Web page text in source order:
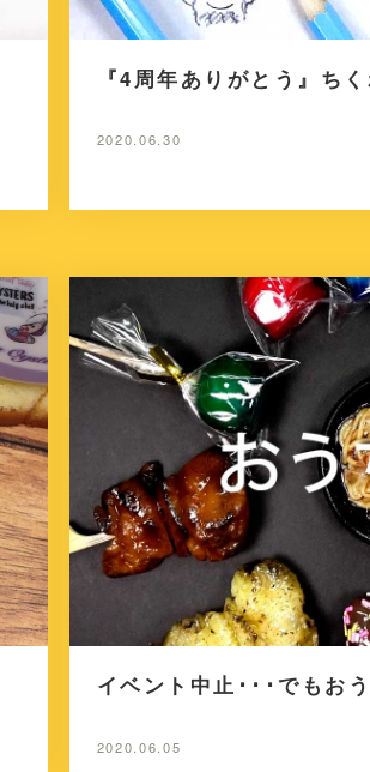
『4周年ありがとう』ち
2020.06.30
イベント中止･･･でもお
2020.06.05